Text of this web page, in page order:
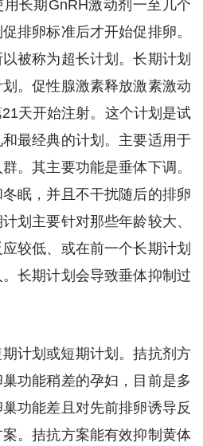
长期GnRH激动剂一至几个
排卵标准后才开始促排卵。
被称为超长计划。长期计划
。促性腺激素释放激素激动
天开始注射。这个计划是试
最经典的计划。主要适用于
。其主要功能是垂体下调。
眠，并且不干扰随后的排卵
划主要针对那些年龄较大、
较低、或在前一个长期计划
长期计划会导致垂体抑制过
计划或短期计划。拮抗剂方
功能稍差的孕妇，目前是多
功能差且对先前排卵诱导反
。拮抗方案能有效抑制黄体